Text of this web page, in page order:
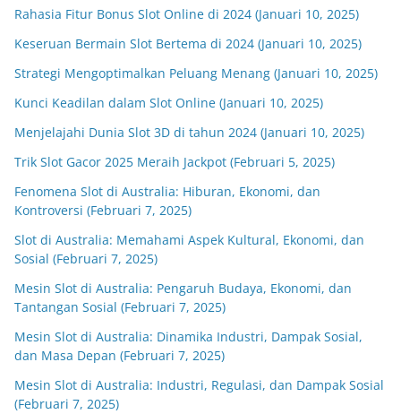
Rahasia Fitur Bonus Slot Online di 2024 (Januari 10, 2025)
Keseruan Bermain Slot Bertema di 2024 (Januari 10, 2025)
Strategi Mengoptimalkan Peluang Menang (Januari 10, 2025)
Kunci Keadilan dalam Slot Online (Januari 10, 2025)
Menjelajahi Dunia Slot 3D di tahun 2024 (Januari 10, 2025)
Trik Slot Gacor 2025 Meraih Jackpot (Februari 5, 2025)
Fenomena Slot di Australia: Hiburan, Ekonomi, dan
Kontroversi (Februari 7, 2025)
Slot di Australia: Memahami Aspek Kultural, Ekonomi, dan
Sosial (Februari 7, 2025)
Mesin Slot di Australia: Pengaruh Budaya, Ekonomi, dan
Tantangan Sosial (Februari 7, 2025)
Mesin Slot di Australia: Dinamika Industri, Dampak Sosial,
dan Masa Depan (Februari 7, 2025)
Mesin Slot di Australia: Industri, Regulasi, dan Dampak Sosial
(Februari 7, 2025)